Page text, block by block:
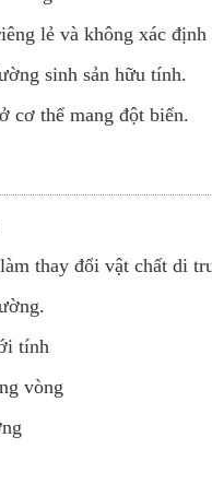
lẻ và không xác định
sinh sản hữu tính.
cơ thể mang đột biển.
thay đổi vật chất di
tính
vòng